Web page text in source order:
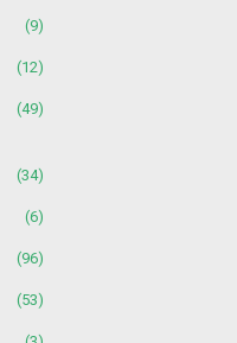
(9)
(12)
(49)
(34)
(6)
(96)
(53)